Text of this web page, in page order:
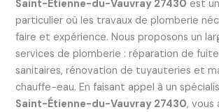
Saint-Étienne-du-Vauvray 27430 est
particulier où les travaux de plomberie
faire et expérience. Nous proposons un
services de plomberie : réparation de
sanitaires, rénovation de tuyauteries et
chauffe-eau. En faisant appel à un
Saint-Étienne-du-Vauvray 27430, vous